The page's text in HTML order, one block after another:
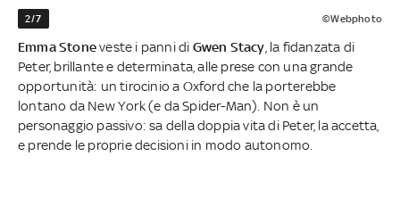
2/7 ©Webphoto
Emma Stoneveste i panni di Gwen Stacy la fidanzata di
Peter, brillante e determinata, alle prese con una grande
opportunità: un tirocinio a Oxford che la porterebbe
lontano da New York (e da Spider-Man). Non è un
personaggio passivo: sa della doppia vita di Peter, la accetta,
e prende le proprie decisioni in modo autonomo.